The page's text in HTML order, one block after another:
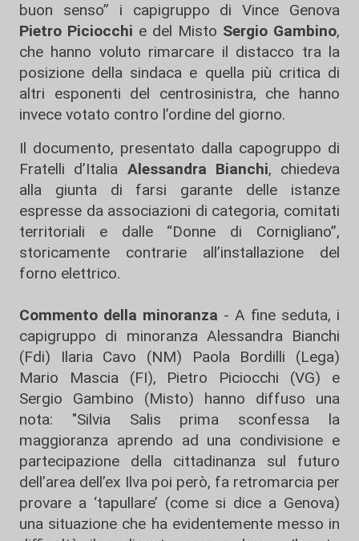
buon senso” i capigruppo di Vince Genova
Pietro Piciocchi e del Misto Sergio Gambino,
che hanno voluto rimarcare il distacco tra la
posizione della sindaca e quella più critica di
altri esponenti del centrosinistra, che hanno
invece votato contro l’ordine del giorno.
Il documento, presentato dalla capogruppo di
Fratelli d’Italia Alessandra Bianchi, chiedeva
alla giunta di farsi garante delle istanze
espresse da associazioni di categoria, comitati
territoriali e dalle “Donne di Cornigliano”,
storicamente contrarie all’installazione del
forno elettrico.
Commento della minoranza - A fine seduta, i
capigruppo di minoranza Alessandra Bianchi
(Fdi) Ilaria Cavo (NM) Paola Bordilli (Lega)
Mario Mascia (FI), Pietro Piciocchi (VG) e
Sergio Gambino (Misto) hanno diffuso una
nota: "Silvia Salis prima sconfessa la
maggioranza aprendo ad una condivisione e
partecipazione della cittadinanza sul futuro
dell’area dell’ex Ilva poi però, fa retromarcia per
provare a ‘tapullare’ (come si dice a Genova)
una situazione che ha evidentemente messo in